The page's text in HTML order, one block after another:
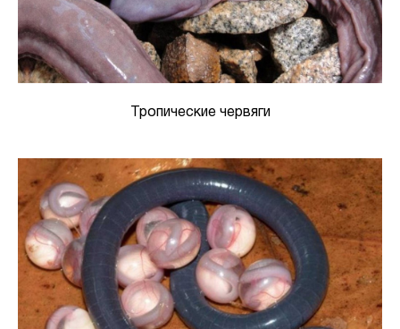
Тропические червяги